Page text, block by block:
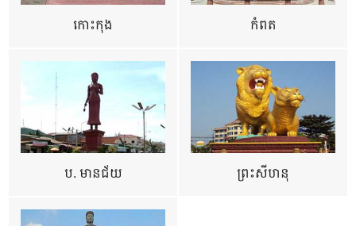
កោះកុង កំពត
ប. មានជ័យ ព្រះសីហនុ